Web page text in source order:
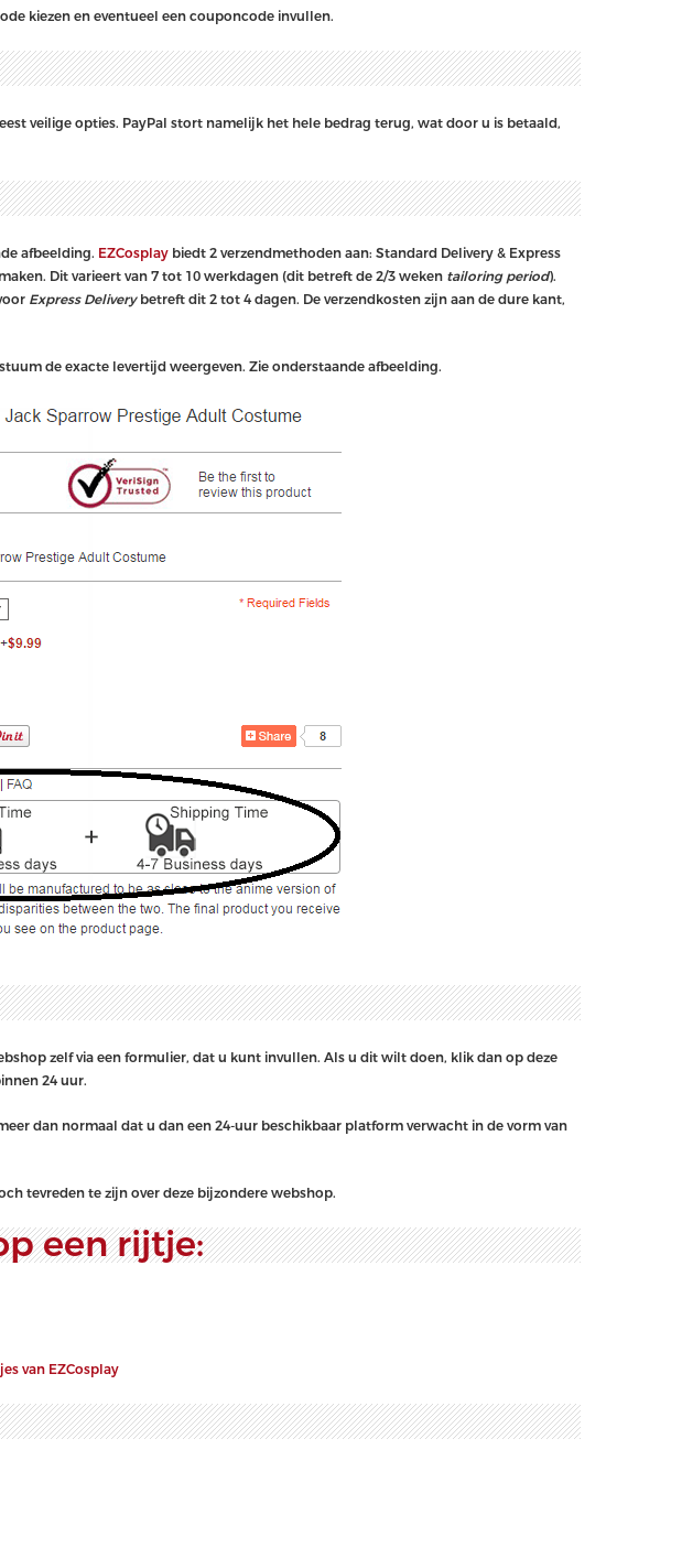
kiezen en eventueel een couponcode invullen.
veilige opties. PayPal stort namelijk het hele bedrag terug, wat door u is betaald,
afbeelding. EZCosplay biedt 2 verzendmethoden aan: Standard Delivery & Express
Dit varieert van 7 tot 10 werkdagen (dit betreft de 2/3 weken tailoring period).
Express Deliverybetreft dit 2 tot 4 dagen. De verzendkosten zijn aan de dure kant,
de exacte levertijd weergeven. Zie onderstaande afbeelding.
zelf via een formulier, dat u kunt invullen. Als u dit wilt doen, klik dan op deze
24 uur.
dan normaal dat u dan een 24-uur beschikbaar platform verwacht in de vorm van
tevreden te zijn over deze bijzondere webshop.
een rijtje:
van EZCosplay